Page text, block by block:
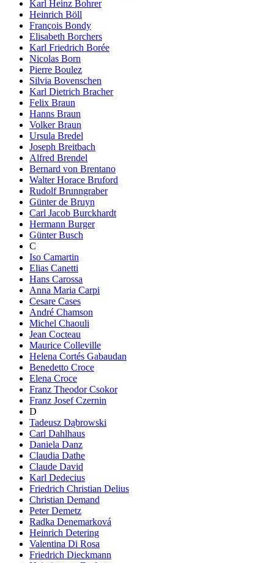
Karl Heinz Bohrer
Heinrich Böll
François Bondy
Elisabeth Borchers
Karl Friedrich Borée
Nicolas Born
Pierre Boulez
Silvia Bovenschen
Karl Dietrich Bracher
Felix Braun
Hanns Braun
Volker Braun
Ursula Bredel
Joseph Breitbach
Alfred Brendel
Bernard von Brentano
Walter Horace Bruford
Rudolf Brunngraber
Günter de Bruyn
Carl Jacob Burckhardt
Hermann Burger
Günter Busch
C
Iso Camartin
Elias Canetti
Hans Carossa
Anna Maria Carpi
Cesare Cases
André Chamson
Michel Chaouli
Jean Cocteau
Maurice Colleville
Helena Cortés Gabaudan
Benedetto Croce
Elena Croce
Franz Theodor Csokor
Franz Josef Czernin
D
Tadeusz Dąbrowski
Carl Dahlhaus
Daniela Danz
Claudia Dathe
Claude David
Karl Dedecius
Friedrich Christian Delius
Christian Demand
Peter Demetz
Radka Denemarková
Heinrich Detering
Valentina Di Rosa
Friedrich Dieckmann